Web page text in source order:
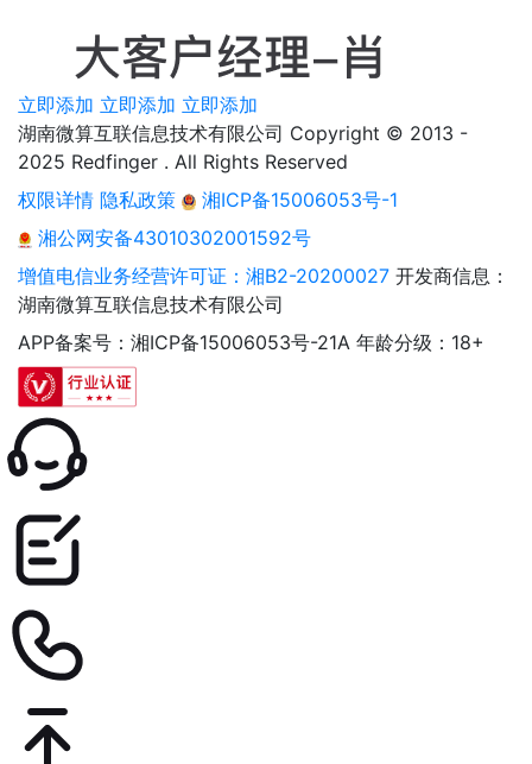
立即添加 立即添加 立即添加
湖南微算互联信息技术有限公司 Copyright © 2013 -
2025 Redfinger . All Rights Reserved
权限详情 隐私政策
湘ICP备15006053号-1
湘公网安备43010302001592号
增值电信业务经营许可证：湘B2-20200027 开发商信息：
湖南微算互联信息技术有限公司
APP备案号：湘ICP备15006053号-21A 年龄分级：18+